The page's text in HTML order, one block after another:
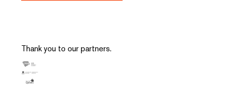
Thank you to our partners.